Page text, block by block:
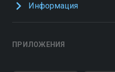
Информация
ПРИЛОЖЕНИЯ